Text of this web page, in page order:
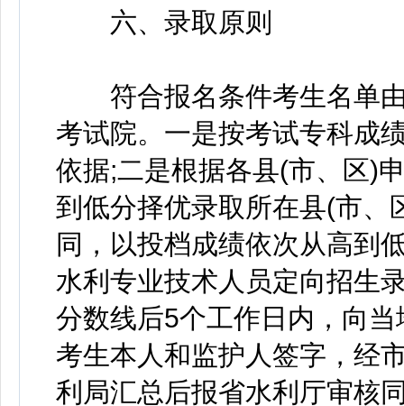
六、录取原则
符合报名条件考生名单由
考试院。一是按考试专科成
依据;二是根据各县(市、区)
到低分择优录取所在县(市、
同，以投档成绩依次从高到
水利专业技术人员定向招生
分数线后5个工作日内，向
考生本人和监护人签字，经
利局汇总后报省水利厅审核